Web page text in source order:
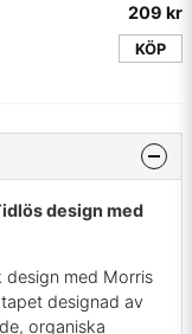
209 kr
KÖP
design med
design med Morris
designad av
organiska